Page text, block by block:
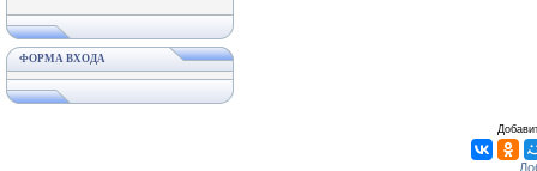
ФОРМА ВХОДА